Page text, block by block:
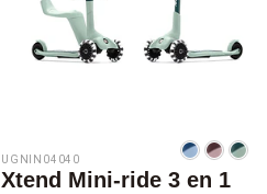
UGNIN04040
Xtend Mini-ride 3 en 1